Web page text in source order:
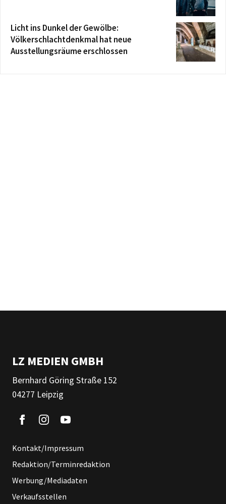
Licht ins Dunkel der Gewölbe:
Völkerschlachtdenkmal hat neue
Ausstellungsräume erschlossen
LZ MEDIEN GMBH
Bernhard Göring Straße 152
04277 Leipzig
Kontakt/Impressum
Redaktion/Terminredaktion
Werbung/Mediadaten
Verkaufsstellen